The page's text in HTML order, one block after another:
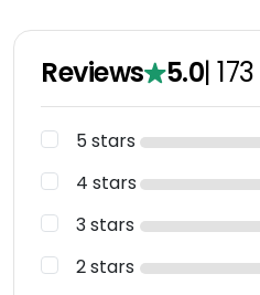
Reviews 5.0|173
5 stars
4 stars
3 stars
2 stars